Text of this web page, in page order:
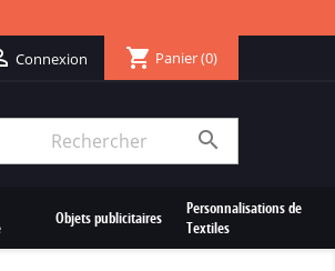
Connexion shopping_cart Panier(0)

Objets publicitaires
Personnalisations de
Textiles